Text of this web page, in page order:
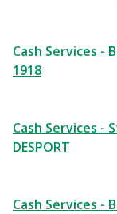
Cash Services -
1918
Cash Services -
DESPORT
Cash Services -